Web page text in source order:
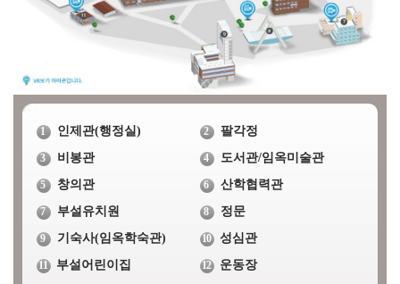
1 인제관(행정실) 2 팔각정
3 비봉관 4 도서관/임옥미술관
5 창의관 6 산학협력관
7 부설유치원 8 정문
9 기숙사(임옥학숙관) 10 성심관
11 부설어린이집 12 운동장